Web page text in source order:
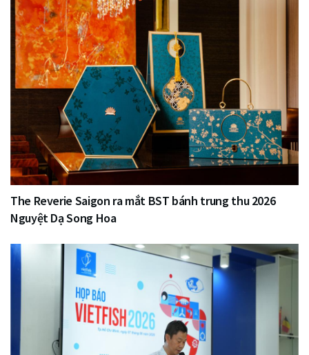
The Reverie Saigon ra mắt BST bánh trung thu 2026
Nguyệt Dạ Song Hoa